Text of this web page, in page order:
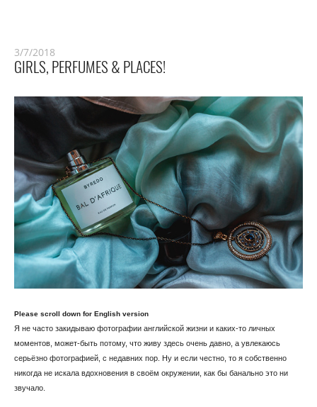
GIRLS, PERFUMES & PLACES!
3/7/2018
Please scroll down for English version
Я не часто закидываю фотографии английской жизни и каких-то личных
моментов, может-быть потому, что живу здесь очень давно, а увлекаюсь
серьёзно фотографией, с недавних пор. Ну и если честно, то я собственно
никогда не искала вдохновения в своём окружении, как бы банально это ни
звучало.